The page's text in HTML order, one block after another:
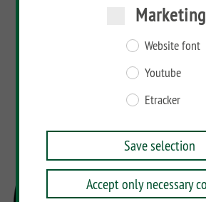
Marketing
Website font
Youtube
Etracker
Save selection
Accept only necessary